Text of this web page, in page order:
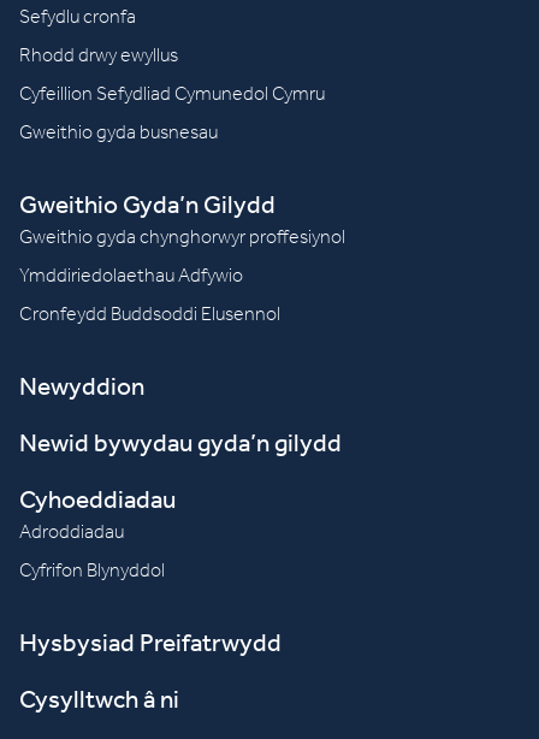
Sefydlu cronfa
Rhodd drwy ewyllus
Cyfeillion Sefydliad Cymunedol Cymru
Gweithio gyda busnesau
Gweithio Gyda’n Gilydd
Gweithio gyda chynghorwyr proffesiynol
Ymddiriedolaethau Adfywio
Cronfeydd Buddsoddi Elusennol
Newyddion
Newid bywydau gyda’n gilydd
Cyhoeddiadau
Adroddiadau
Cyfrifon Blynyddol
Hysbysiad Preifatrwydd
Cysylltwch â ni